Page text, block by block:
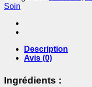
Cosmétique
de
Carotte
100ml
KIYA
Soin
Description
Avis (0)
Ingrédients :